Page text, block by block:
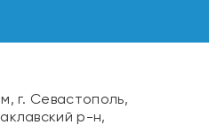
г. Севастополь,
р-н,